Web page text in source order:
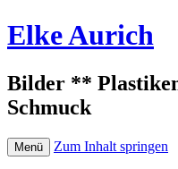
Elke Aurich
Bilder **
Schmuck
Menü Zum Inhalt springen